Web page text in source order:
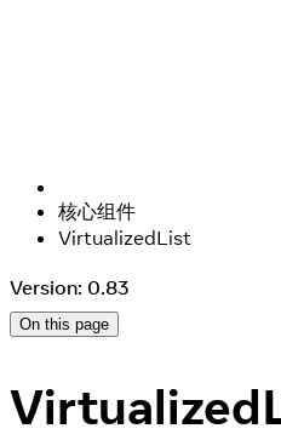
核心组件
VirtualizedList
Version: 0.83
On this page